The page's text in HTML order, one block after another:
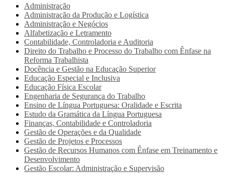
Administração
Administração da Produção e Logística
Administração e Negócios
Alfabetização e Letramento
Contabilidade, Controladoria e Auditoria
Direito do Trabalho e Processo do Trabalho com Ênfase na
Reforma Trabalhista
Docência e Gestão na Educação Superior
Educação Especial e Inclusiva
Educação Física Escolar
Engenharia de Segurança do Trabalho
Ensino de Língua Portuguesa: Oralidade e Escrita
Estudo da Gramática da Língua Portuguesa
Finanças, Contabilidade e Controladoria
Gestão de Operações e da Qualidade
Gestão de Projetos e Processos
Gestão de Recursos Humanos com Ênfase em Treinamento e
Desenvolvimento
Gestão Escolar: Administração e Supervisão